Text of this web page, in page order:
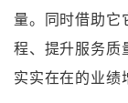
量。同时借助它
程、提升服务质
实实在在的业绩